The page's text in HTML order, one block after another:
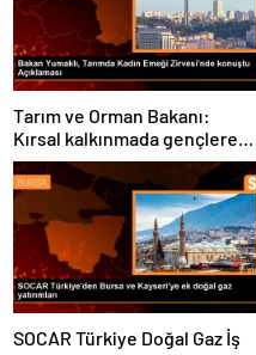
Tarım ve Orman Bakanı:
Kırsal kalkınmada gençlere
ve kadınlara pozitif ayrımcılık
yapıyoruz
SOCAR Türkiye Doğal Gaz İş